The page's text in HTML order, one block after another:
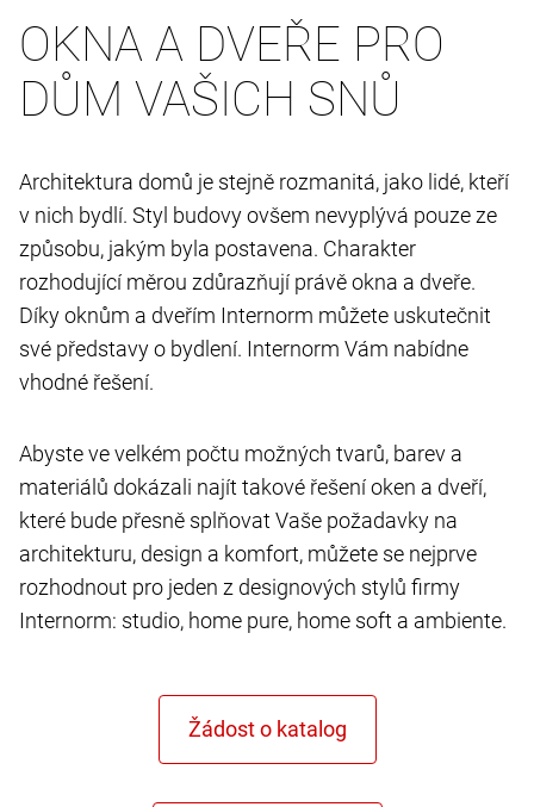
OKNA A DVEŘE PRO
DŮM VAŠICH SNŮ
Architektura domů je stejně rozmanitá, jako lidé, kteří
v nich bydlí. Styl budovy ovšem nevyplývá pouze ze
způsobu, jakým byla postavena. Charakter
rozhodující měrou zdůrazňují právě okna a dveře.
Díky oknům a dveřím Internorm můžete uskutečnit
své představy o bydlení. Internorm Vám nabídne
vhodné řešení.
Abyste ve velkém počtu možných tvarů, barev a
materiálů dokázali najít takové řešení oken a dveří,
které bude přesně splňovat Vaše požadavky na
architekturu, design a komfort, můžete se nejprve
rozhodnout pro jeden z designových stylů firmy
Internorm: studio, home pure, home soft a ambiente.